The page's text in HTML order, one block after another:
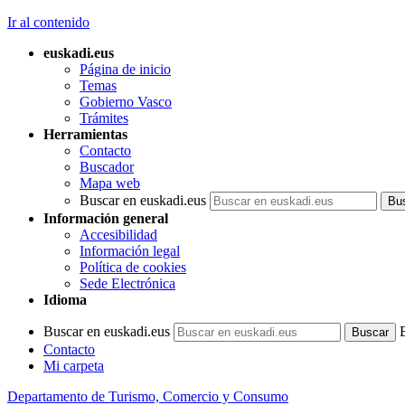
Ir al contenido
euskadi.eus
Página de inicio
Temas
Gobierno Vasco
Trámites
Herramientas
Contacto
Buscador
Mapa web
Buscar en euskadi.eus
Información general
Accesibilidad
Información legal
Política de cookies
Sede Electrónica
Idioma
Buscar en euskadi.eus
Contacto
Mi carpeta
Departamento de Turismo, Comercio y Consumo